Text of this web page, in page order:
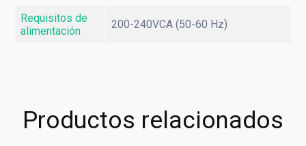
Requisitos de
alimentación
200-240VCA (50-60 Hz)
Productos relacionados